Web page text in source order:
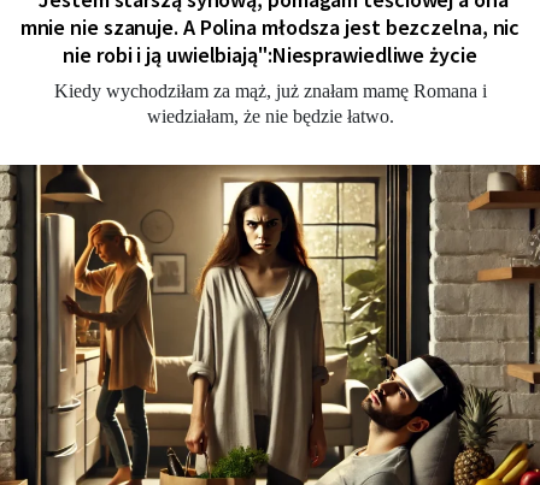
mnie nie szanuje. A Polina młodsza jest bezczelna, nic
nie robi i ją uwielbiają":Niesprawiedliwe życie
Kiedy wychodziłam za mąż, już znałam mamę Romana i
wiedziałam, że nie będzie łatwo.